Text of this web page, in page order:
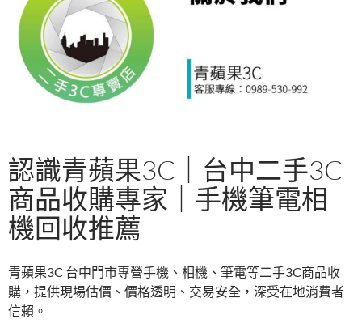
認識青蘋果3C｜台中二手3C
商品收購專家｜手機筆電相
機回收推薦
青蘋果3C 台中門市專營手機、相機、筆電等二手3C商品收
購，提供現場估價、價格透明、交易安全，深受在地消費者
信賴。